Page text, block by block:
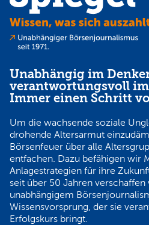
Unabhängig im
verantwortungsvoll
Immer einen Schritt
Um die wachsende soziale
drohende Altersarmut
Börsenfeuer über alle
entfachen. Dazu befähigen wir
Anlagestrategien für ihre
seit über 50 Jahren
unabhängigem
Wissensvorsprung, der sie
Erfolgskurs bringt.